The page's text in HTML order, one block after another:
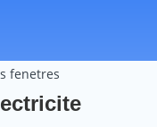
fenetres